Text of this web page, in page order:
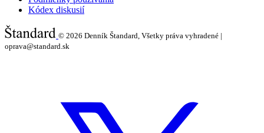
Kódex diskusií
© 2026 Denník Štandard, Všetky práva vyhradené |
oprava@standard.sk